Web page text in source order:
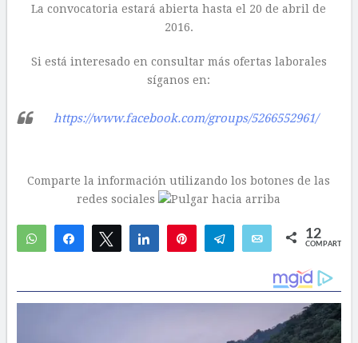
La convocatoria estará abierta hasta el 20 de abril de
2016.
Si está interesado en consultar más ofertas laborales
síganos en:
https://www.facebook.com/groups/5266552961/
Comparte la información utilizando los botones de las
redes sociales
WhatsAppCompartirTwittear Compartir Telegram Email 12
COMPARTIR